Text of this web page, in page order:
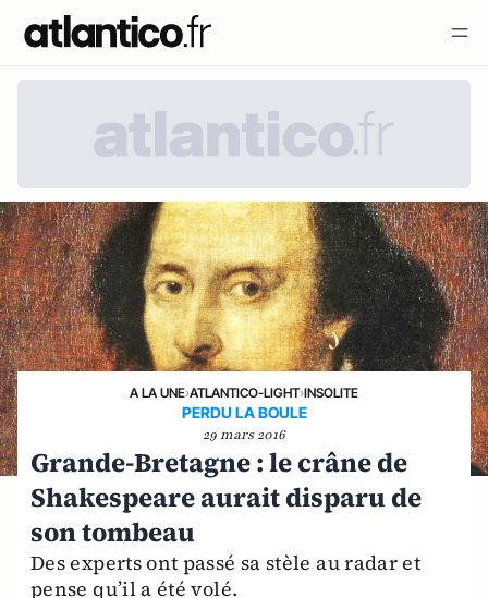
A LA UNE›ATLANTICO-LIGHT›INSOLITE
PERDU LA BOULE
29 mars 2016
Grande-Bretagne : le crâne de
Shakespeare aurait disparu de
son tombeau
Des experts ont passé sa stèle au radar et
pense qu’il a été volé.